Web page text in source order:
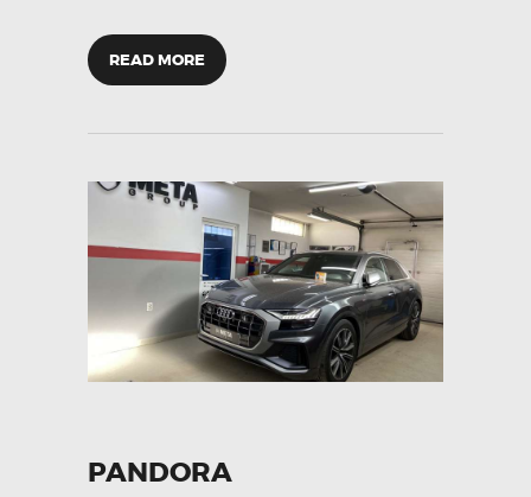
READ MORE
PANDORA